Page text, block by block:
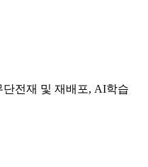
전재 및 재배포, AI학습